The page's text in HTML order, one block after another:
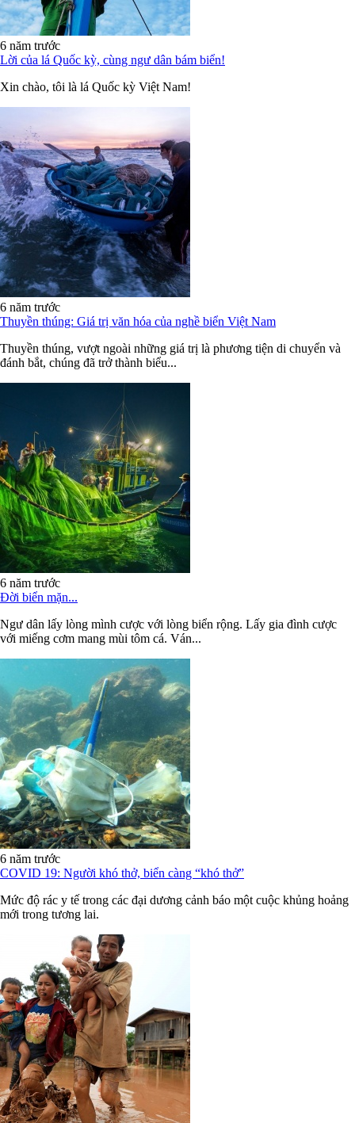
6 năm trước
Lời của lá Quốc kỳ, cùng ngư dân bám biển!
Xin chào, tôi là lá Quốc kỳ Việt Nam!
6 năm trước
Thuyền thúng: Giá trị văn hóa của nghề biển Việt Nam
Thuyền thúng, vượt ngoài những giá trị là phương tiện di chuyển và
đánh bắt, chúng đã trở thành biểu...
6 năm trước
Đời biển mặn...
Ngư dân lấy lòng mình cược với lòng biển rộng. Lấy gia đình cược
với miếng cơm mang mùi tôm cá. Ván...
6 năm trước
COVID 19: Người khó thở, biển càng “khó thở”
Mức độ rác y tế trong các đại dương cảnh báo một cuộc khủng hoảng
mới trong tương lai.